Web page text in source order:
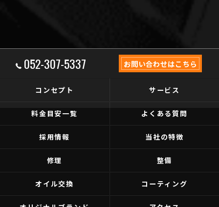
052-307-5337 お問い合わせはこちら
コンセプト サービス
料金目安一覧 よくある質問
採用情報 当社の特徴
修理 整備
オイル交換 コーティング